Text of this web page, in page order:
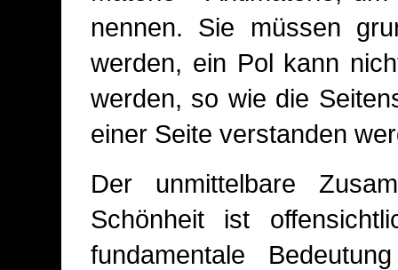
nennen. Sie müssen
werden, ein Pol kann
werden, so wie die
einer Seite verstanden
Der unmittelbare
Schönheit ist
fundamentale